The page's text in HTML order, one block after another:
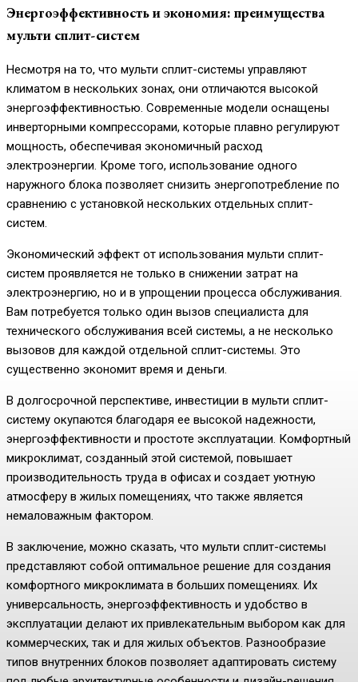
Энергоэффективность и экономия: преимущества
мульти сплит-систем
Несмотря на то, что мульти сплит-системы управляют
климатом в нескольких зонах, они отличаются высокой
энергоэффективностью. Современные модели оснащены
инверторными компрессорами, которые плавно регулируют
мощность, обеспечивая экономичный расход
электроэнергии. Кроме того, использование одного
наружного блока позволяет снизить энергопотребление по
сравнению с установкой нескольких отдельных сплит-
систем.
Экономический эффект от использования мульти сплит-
систем проявляется не только в снижении затрат на
электроэнергию, но и в упрощении процесса обслуживания.
Вам потребуется только один вызов специалиста для
технического обслуживания всей системы, а не несколько
вызовов для каждой отдельной сплит-системы. Это
существенно экономит время и деньги.
В долгосрочной перспективе, инвестиции в мульти сплит-
систему окупаются благодаря ее высокой надежности,
энергоэффективности и простоте эксплуатации. Комфортный
микроклимат, созданный этой системой, повышает
производительность труда в офисах и создает уютную
атмосферу в жилых помещениях, что также является
немаловажным фактором.
В заключение, можно сказать, что мульти сплит-системы
представляют собой оптимальное решение для создания
комфортного микроклимата в больших помещениях. Их
универсальность, энергоэффективность и удобство в
эксплуатации делают их привлекательным выбором как для
коммерческих, так и для жилых объектов. Разнообразие
типов внутренних блоков позволяет адаптировать систему